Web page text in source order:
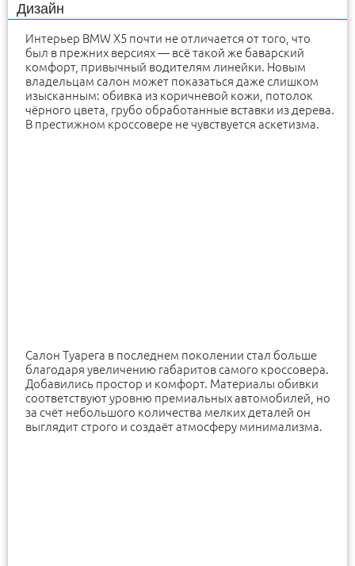
Дизайн
Интерьер BMW X5 почти не отличается от того, что
был в прежних версиях — всё такой же баварский
комфорт, привычный водителям линейки. Новым
владельцам салон может показаться даже слишком
изысканным: обивка из коричневой кожи, потолок
чёрного цвета, грубо обработанные вставки из дерева.
В престижном кроссовере не чувствуется аскетизма.
Салон Туарега в последнем поколении стал больше
благодаря увеличению габаритов самого кроссовера.
Добавились простор и комфорт. Материалы обивки
соответствуют уровню премиальных автомобилей, но
за счёт небольшого количества мелких деталей он
выглядит строго и создаёт атмосферу минимализма.